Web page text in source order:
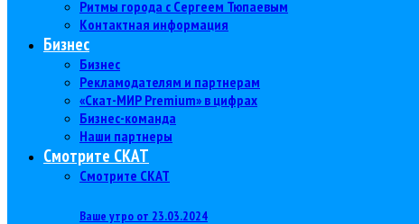
Ритмы города с Сергеем Тюпаевым
Контактная информация
Бизнес
Бизнес
Рекламодателям и партнерам
«Скат-МИР Premium» в цифрах
Бизнес-команда
Наши партнеры
Смотрите СКАТ
Смотрите СКАТ
Ваше утро от 23.03.2024